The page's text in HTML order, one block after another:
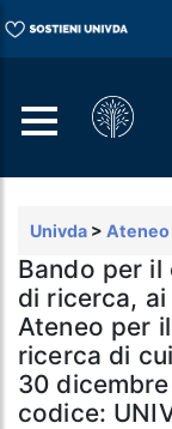
Univda > Ateneo
Bando per
di ricerca,
Ateneo per
ricerca di
30
codice: